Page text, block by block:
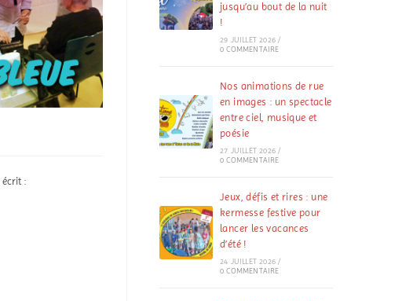
écrit :
jusqu’au bout de la nuit
!
29 JUILLET 2026 /
0 COMMENTAIRE
Nos animations de rue
en images : un spectacle
entre ciel, musique et
poésie
27 JUILLET 2026 /
0 COMMENTAIRE
Jeux, défis et rires : une
kermesse festive pour
lancer les vacances
d’été !
24 JUILLET 2026 /
0 COMMENTAIRE